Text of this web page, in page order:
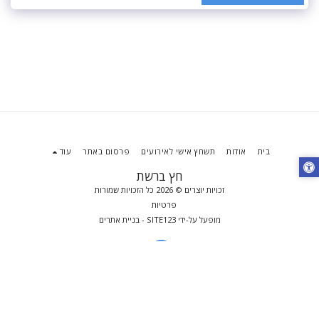
חץ ברשת
זכויות יוצרים © 2026 כל הזכויות שמורות
פרטיות
מופעל על-ידיSITE123
- בניית אתרים
בית אודות תשחץ אישי לאירועים פרסום באתר עוד